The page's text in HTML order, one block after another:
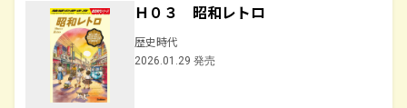
Ｈ０３ 昭和レトロ
歴史時代
2026.01.29 発売